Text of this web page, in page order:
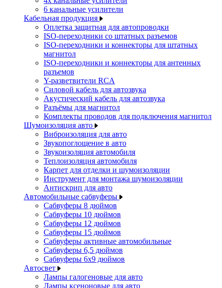
6 канальные усилители
Кабельная продукция
Оплетка защитная для автопроводки
ISO-переходники со штатных разъемов
ISO-переходники и коннекторы для штатных
магнитол
ISO-переходники и коннекторы для антенных
разъемов
Y-разветвители RCA
Силовой кабель для автозвука
Акустический кабель для автозвука
Разъёмы для магнитол
Комплекты проводов для подключения магнитол
Шумоизоляция авто
Виброизоляция для авто
Звукопоглощение в авто
Звукоизоляция автомобиля
Теплоизоляция автомобиля
Карпет для отделки и шумоизоляции
Инструмент для монтажа шумоизоляции
Антискрип для авто
Автомобильные сабвуферы
Сабвуферы 8 дюймов
Сабвуферы 10 дюймов
Сабвуферы 12 дюймов
Сабвуферы 15 дюймов
Сабвуферы активные автомобильные
Сабвуферы 6,5 дюймов
Сабвуферы 6x9 дюймов
Автосвет
Лампы галогеновые для авто
Лампы ксеноновые для авто